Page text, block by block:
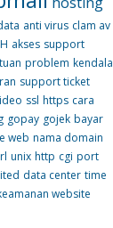
anti virus clam av
akses support
problem kendala
support ticket
ssl https cara
gopay gojek bayar
web nama domain
unix http cgi port
data center time
website